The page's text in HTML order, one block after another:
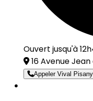
Ouvert jusqu'à
16 Avenue
Appeler Vival Pisany